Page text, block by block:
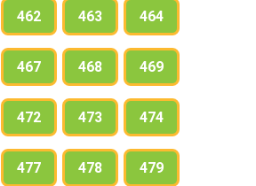
462 463 464
467 468 469
472 473 474
477 478 479